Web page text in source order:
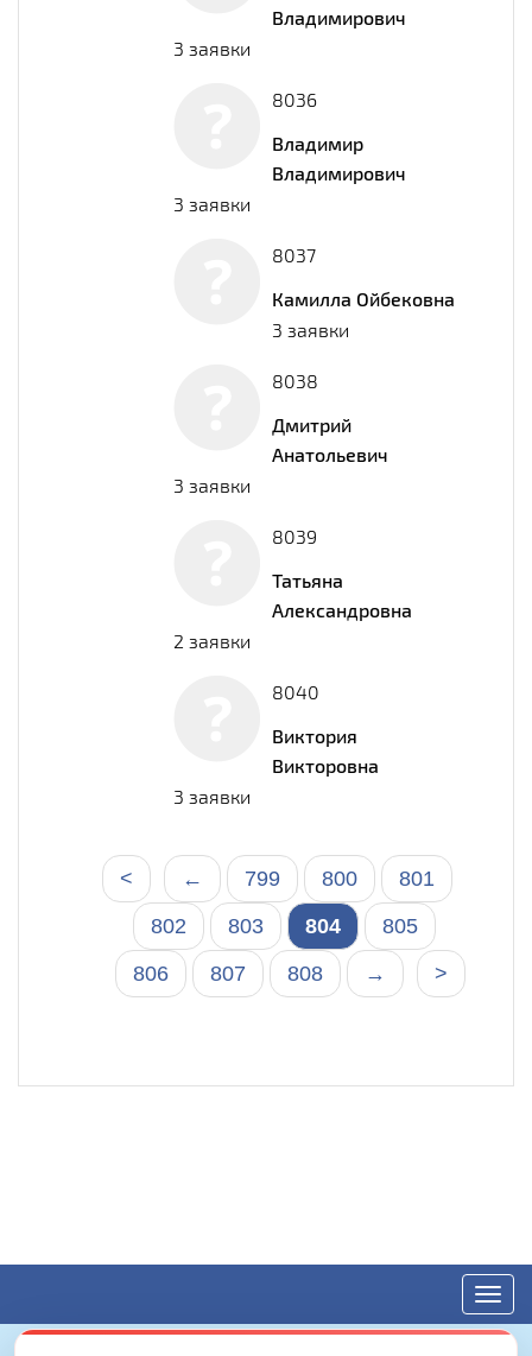
Владимирович
3 заявки
8036
Владимир
Владимирович
3 заявки
8037
Камилла Ойбековна
3 заявки
8038
Дмитрий
Анатольевич
3 заявки
8039
Татьяна
Александровна
2 заявки
8040
Виктория
Викторовна
3 заявки
←
< 799 800
801
802
803 804
805
806
807 808 >
→